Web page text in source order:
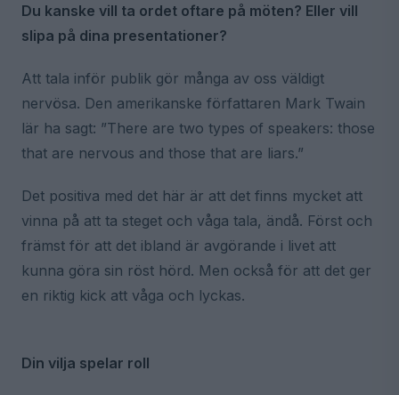
Du kanske vill ta ordet oftare på möten? Eller vill
slipa på dina presentationer?
Att tala inför publik gör många av oss väldigt
nervösa. Den amerikanske författaren Mark Twain
lär ha sagt: ”There are two types of speakers: those
that are nervous and those that are liars.”
Det positiva med det här är att det finns mycket att
vinna på att ta steget och våga tala, ändå. Först och
främst för att det ibland är avgörande i livet att
kunna göra sin röst hörd. Men också för att det ger
en riktig kick att våga och lyckas.
Din vilja spelar roll